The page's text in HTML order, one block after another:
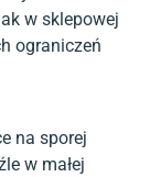
w sklepowej
ograniczeń
na sporej
w małej